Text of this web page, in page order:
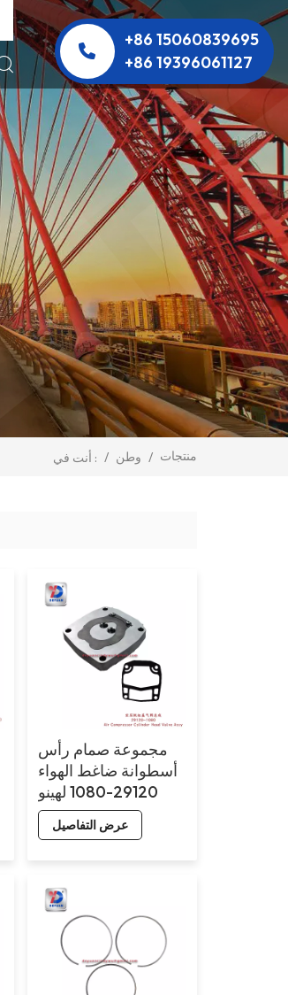
+86 15060839695
+86 19396061127
أنت في : / وطن / منتجات
مجموعة صمام رأس
أسطوانة ضاغط الهواء
29120-1080 لهينو
عرض التفاصيل